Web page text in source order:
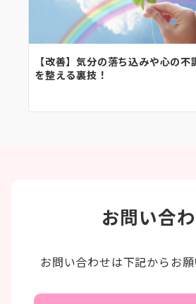
【改善】気分の落ち込みや心の不
を整える裏技！
お問い合
お問い合わせは下記からお願